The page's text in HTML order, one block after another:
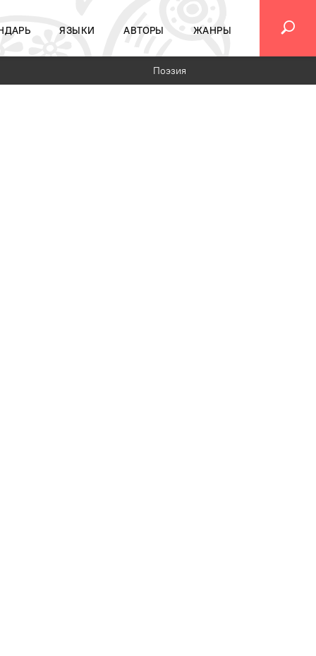
ЯЗЫКИ АВТОРЫ ЖАНРЫ
Поэзия